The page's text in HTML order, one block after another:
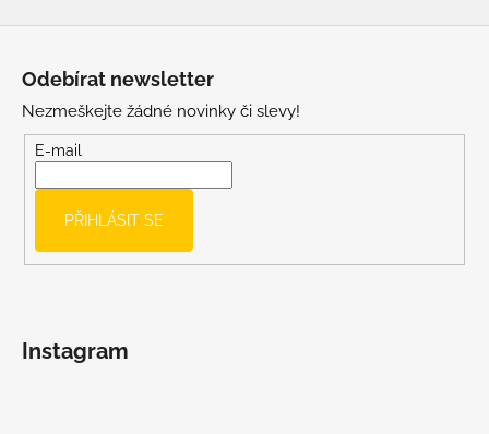
Odebírat newsletter
Nezmeškejte žádné novinky či slevy!
E-mail
PŘIHLÁSIT SE
Instagram